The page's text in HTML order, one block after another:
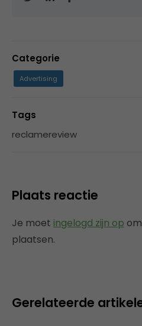
Categorie
Advertising
Tags
reclamereview
Plaats reactie
Je moet ingelogd zijn op
plaatsen.
Gerelateerde